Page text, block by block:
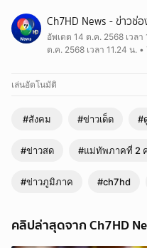
2 การันตี แม่ทัพเติ่ง แม่ทัพภาคที่
Ch7HD News - ข่าวช่
อัพเดต 14 ต.ค. 2568 เวลา
ต.ค. 2568 เวลา 11.24 น. •
เล่นอัตโนมัติ
#สังคม #ข่าวเด็ด #
#ข่าวสด #แม่ทัพภาคที่ 2
#ข่าวภูมิภาค #ch7hd
คลิปล่าสุดจาก Ch7HD